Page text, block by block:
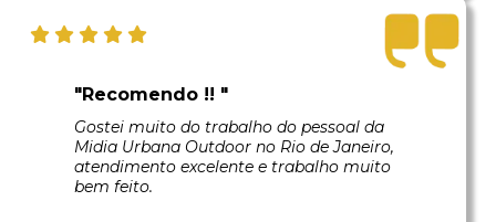
"Recomendo !! "
Gostei muito do trabalho do pessoal da
Midia Urbana Outdoor no Rio de Janeiro,
atendimento excelente e trabalho muito
bem feito.